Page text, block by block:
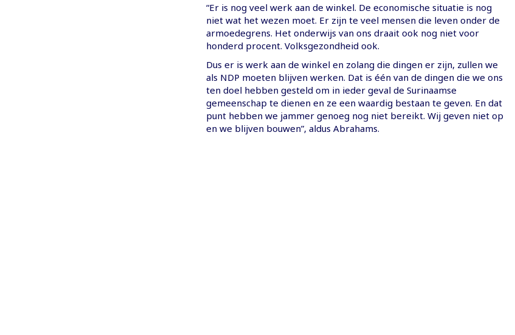
“Er is nog veel werk aan de winkel. De economische situatie is nog
niet wat het wezen moet. Er zijn te veel mensen die leven onder de
armoedegrens. Het onderwijs van ons draait ook nog niet voor
honderd procent. Volksgezondheid ook.
Dus er is werk aan de winkel en zolang die dingen er zijn, zullen we
als NDP moeten blijven werken. Dat is één van de dingen die we ons
ten doel hebben gesteld om in ieder geval de Surinaamse
gemeenschap te dienen en ze een waardig bestaan te geven. En dat
punt hebben we jammer genoeg nog niet bereikt. Wij geven niet op
en we blijven bouwen”, aldus Abrahams.